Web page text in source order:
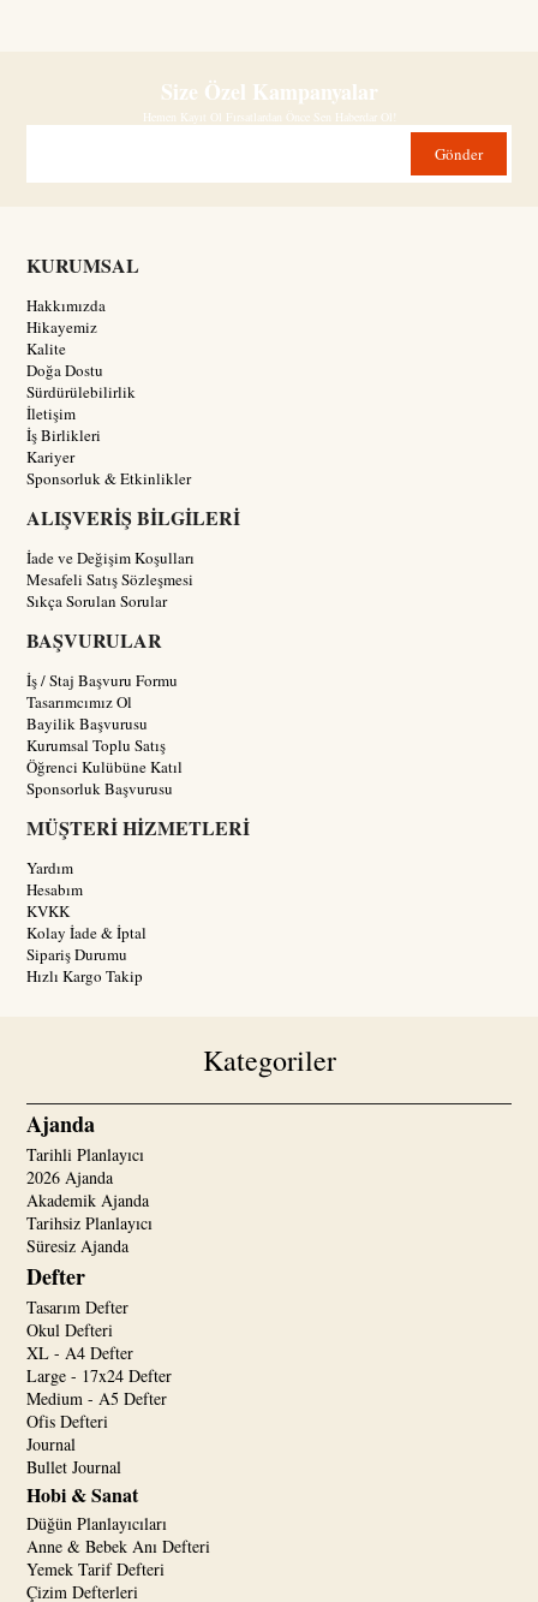
Size Özel Kampanyalar
Hemen Kayıt Ol Fırsatlardan Önce Sen Haberdar Ol!
Gönder
KURUMSAL
Hakkımızda
Hikayemiz
Kalite
Doğa Dostu
Sürdürülebilirlik
İletişim
İş Birlikleri
Kariyer
Sponsorluk & Etkinlikler
ALIŞVERİŞ BİLGİLERİ
İade ve Değişim Koşulları
Mesafeli Satış Sözleşmesi
Sıkça Sorulan Sorular
BAŞVURULAR
İş / Staj Başvuru Formu
Tasarımcımız Ol
Bayilik Başvurusu
Kurumsal Toplu Satış
Öğrenci Kulübüne Katıl
Sponsorluk Başvurusu
MÜŞTERİ HİZMETLERİ
Yardım
Hesabım
KVKK
Kolay İade & İptal
Sipariş Durumu
Hızlı Kargo Takip
Kategoriler
Ajanda
Tarihli Planlayıcı
2026 Ajanda
Akademik Ajanda
Tarihsiz Planlayıcı
Süresiz Ajanda
Defter
Tasarım Defter
Okul Defteri
XL - A4 Defter
Large - 17x24 Defter
Medium - A5 Defter
Ofis Defteri
Journal
Bullet Journal
Hobi & Sanat
Düğün Planlayıcıları
Anne & Bebek Anı Defteri
Yemek Tarif Defteri
Çizim Defterleri